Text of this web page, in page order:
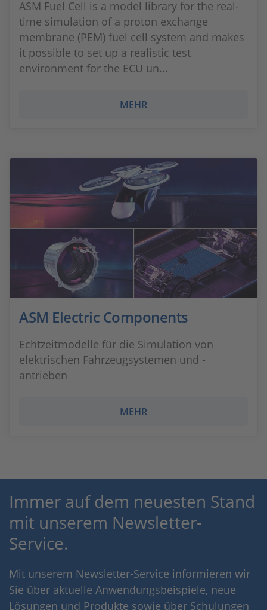
ASM Fuel Cell is a model library for the real-
time simulation of a proton exchange
membrane (PEM) fuel cell system and makes
it possible to set up a realistic test
environment for the ECU un...
MEHR
ASM Electric Components
Echtzeitmodelle für die Simulation von
elektrischen Fahrzeugsystemen und -
antrieben
MEHR
Immer auf dem neuesten Stand
mit unserem Newsletter-
Service.
Mit unserem Newsletter-Service informieren wir
Sie über aktuelle Anwendungsbeispiele, neue
Lösungen und Produkte sowie über Schulungen